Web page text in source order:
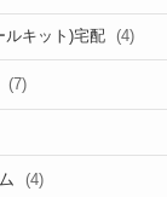
ルキット)宅配 (4)
(7)
(4)